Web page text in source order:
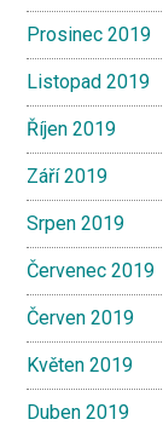
Prosinec 2019
Listopad 2019
Říjen 2019
Září 2019
Srpen 2019
Červenec 2019
Červen 2019
Květen 2019
Duben 2019